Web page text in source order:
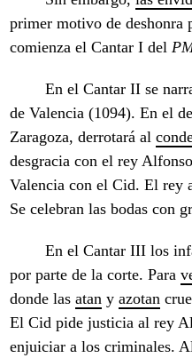
primer motivo de deshonra
comienza el Cantar I del
En el Cantar II se
de Valencia (1094). En el
Zaragoza, derrotará al
desgracia con el rey
Valencia con el Cid. El rey
Se celebran las bodas con
En el Cantar III los
por parte de la corte. Para
donde las atan y azotan
El Cid pide justicia al rey
enjuiciar a los criminales.